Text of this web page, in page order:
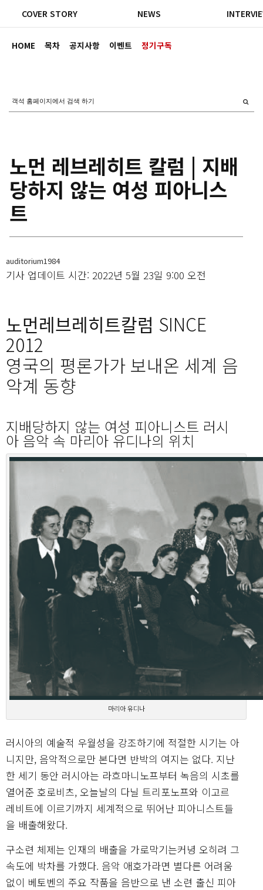
HOME 목차 공지사항 이벤트 정기구독
COVER STORY NEWS
노먼 레브레히트 칼럼 | 지배
당하지 않는 여성 피아니스
트
auditorium1984
기사 업데이트 시간: 2022년 5월 23일 9:00 오전
노먼레브레히트칼럼 SINCE
2012
영국의 평론가가 보내온 세계 음
악계 동향
지배당하지 않는 여성 피아니스트 러시
아 음악 속 마리아 유디나의 위치
마리아 유디나
러시아의 예술적 우월성을 강조하기에 적절한 시기는 아
니지만, 음악적으로만 본다면 반박의 여지는 없다. 지난
한 세기 동안 러시아는 라흐마니노프부터 녹음의 시초를
열어준 호로비츠, 오늘날의 다닐 트리포노프와 이고르
레비트에 이르기까지 세계적으로 뛰어난 피아니스트들
을 배출해왔다.
구소련 체제는 인재의 배출을 가로막기는커녕 오히려 그
속도에 박차를 가했다. 음악 애호가라면 별다른 어려움
없이 베토벤의 주요 작품을 음반으로 낸 소련 출신 피아